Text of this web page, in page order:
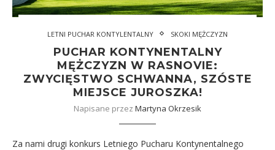
LETNI PUCHAR KONTYLENTALNY SKOKI MĘŻCZYZN
PUCHAR KONTYNENTALNY
MĘŻCZYZN W RASNOVIE:
ZWYCIĘSTWO SCHWANNA, SZÓSTE
MIEJSCE JUROSZKA!
Napisane przez Martyna Okrzesik
Za nami drugi konkurs Letniego Pucharu Kontynentalnego